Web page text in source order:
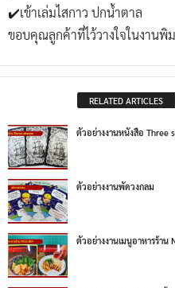
✔️เข้าเล่มไสกาว ปกน้ำตาล
ขอบคุณลูกค้าที่ไว้วางใจในงานพิ
RELATED ARTICLES
ตัวอย่างงานหนังสือ Three
ตัวอย่างงานพัดวงกลม
ตัวอย่างงานเมนูอาหารร้าน